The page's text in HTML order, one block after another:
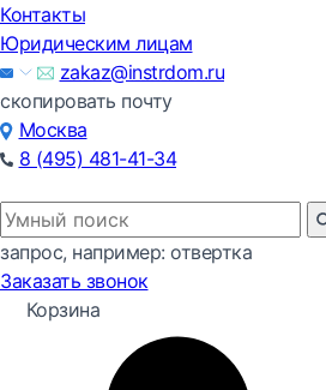
Контакты
Юридическим лицам
zakaz@instrdom.ru
скопировать почту
Москва
8 (495) 481-41-34
запрос, например: отвертка
Заказать звонок
Корзина